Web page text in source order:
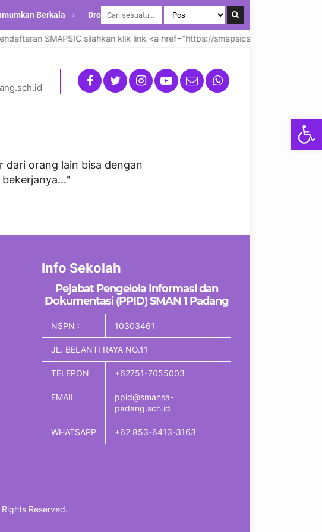
Berkala Drop Down
SMAPSIC silahkan klik link <a href="https://
dari orang lain bisa dengan
Info Sekolah
Pejabat Pengelola Informasi dan
Dokumentasi (PPID) SMAN 1 Padang
NSPN : 10303461
JL. BELANTI RAYA NO.11
TELEPON +62751-7055003
EMAIL
ppid@smansa-
padang.sch.id
WHATSAPP +62 853-6413-3163
Reserved.